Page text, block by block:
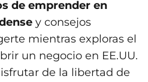
de emprender en
y consejos
mientras exploras el
un negocio en EE.UU.
de la libertad de